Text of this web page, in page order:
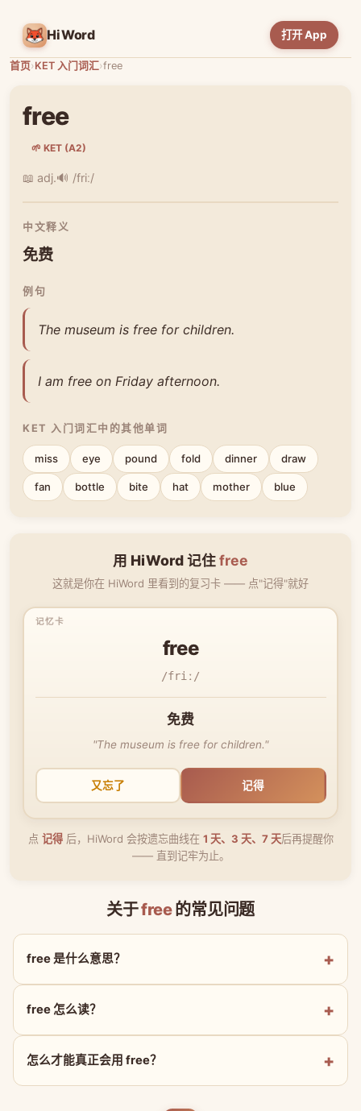
HiWord 打开 App
首页›KET 入门词汇›free
free
🌱 KET (A2)
📖 adj.🔊 /friː/
中文释义
免费
例句
The museum is free for children.
I am free on Friday afternoon.
KET 入门词汇中的其他单词
miss eye pound fold dinner draw
fan bottle bite hat mother blue
用 HiWord 记住free
这就是你在 HiWord 里看到的复习卡 —— 点"记得"就好
free
/friː/
免费
"The museum is free for children."
又忘了 记得
点 记得后，HiWord 会按遗忘曲线在 1 天、3 天、7 天后再提醒你
—— 直到记牢为止。
关于free的常见问题
free 是什么意思？
free 怎么读？
怎么才能真正会用 free？